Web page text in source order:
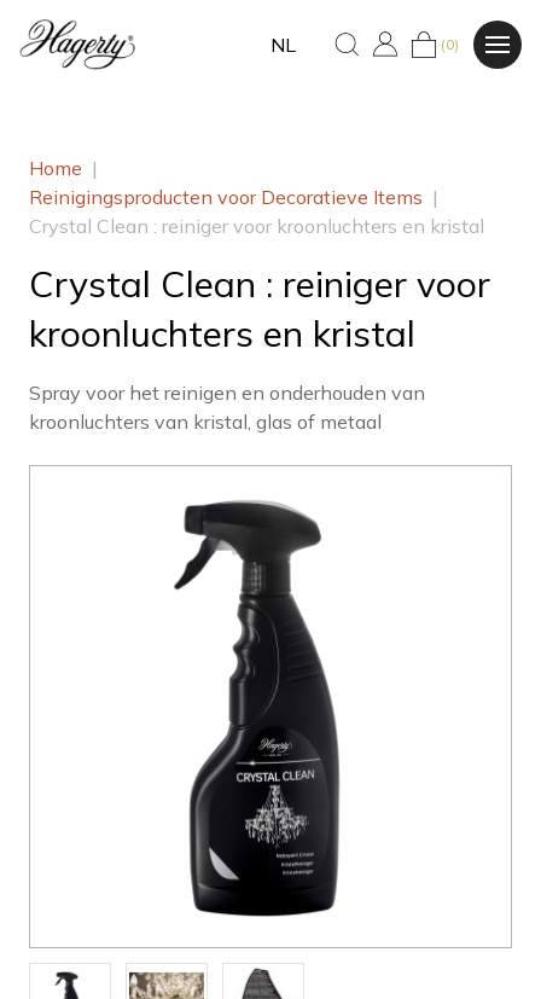
NL (0)
Home |
Reinigingsproducten voor Decoratieve Items |
Crystal Clean : reiniger voor kroonluchters en kristal
Crystal Clean : reiniger voor
kroonluchters en kristal
Spray voor het reinigen en onderhouden van
kroonluchters van kristal, glas of metaal